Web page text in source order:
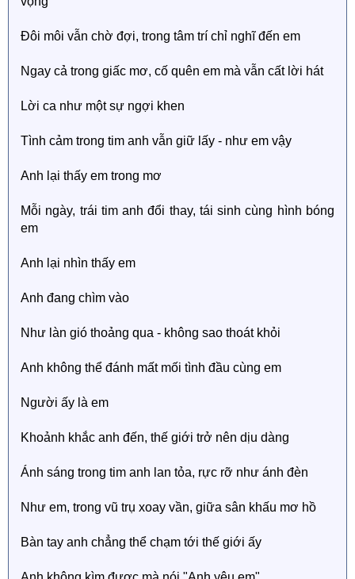
Đôi môi vẫn chờ đợi, trong tâm trí chỉ nghĩ đến em
Ngay cả trong giấc mơ, cố quên em mà vẫn cất lời hát
Lời ca như một sự ngợi khen
Tình cảm trong tim anh vẫn giữ lấy - như em vậy
Anh lại thấy em trong mơ
Mỗi ngày, trái tim anh đổi thay, tái sinh cùng hình bóng
em
Anh lại nhìn thấy em
Anh đang chìm vào
Như làn gió thoảng qua - không sao thoát khỏi
Anh không thể đánh mất mối tình đầu cùng em
Người ấy là em
Khoảnh khắc anh đến, thế giới trở nên dịu dàng
Ánh sáng trong tim anh lan tỏa, rực rỡ như ánh đèn
Như em, trong vũ trụ xoay vần, giữa sân khấu mơ hồ
Bàn tay anh chẳng thể chạm tới thế giới ấy